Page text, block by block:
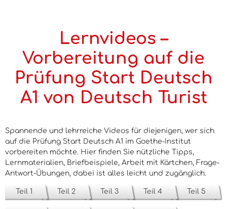
Lernvideos –
Vorbereitung auf die
Prüfung Start Deutsch
A1 von Deutsch Turist
Spannende und lehrreiche Videos für diejenigen, wer sich
auf die Prüfung Start Deutsch A1 im Goethe-Institut
vorbereiten möchte. Hier finden Sie nützliche Tipps,
Lernmaterialien, Briefbeispiele, Arbeit mit Kärtchen, Frage-
Antwort-Übungen, dabei ist alles leicht und zugänglich.
Teil 1 Teil 2 Teil 3 Teil 4 Teil 5